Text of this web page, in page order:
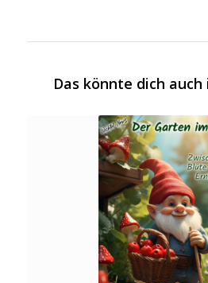
Das könnte dich